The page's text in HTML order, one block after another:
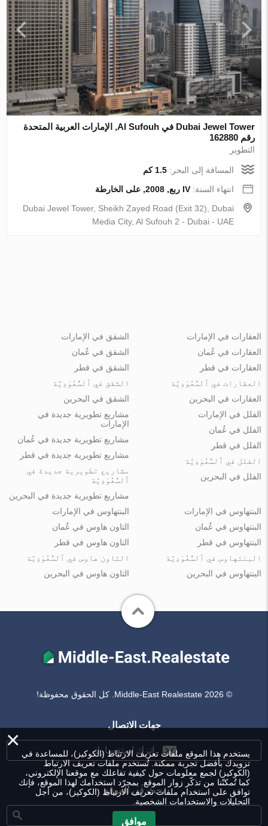
Dubai Jewel Tower في Al Sufouh, الإمارات العربية المتحدة
رقم 162880
التطوير
المسافة إلى البحر:1.5 كم
انتهاء السنة:IV ربع, 2008, على الخارطة
Dubai Jewel Tower, Sheikh Zayed Road (Exit 32), Dubai
Media City, Al Sufouh 2 - Dubai - UAE
العقارات في الإمارات
العقارات في عُمان
العقارات في قطر
العقارات في ٱلسُّعُوْدِيَّة
العقارات في البحرين
الشقق في الإمارات
الشقق في عُمان
الشقق في قطر
الشقق في ٱلسُّعُوْدِيَّة
الشقق في البحرين
الفلل في الإمارات
الفلل في عُمان
الفلل في قطر
الفلل في ٱلسُّعُوْدِيَّة
الفلل في البحرين
مشاريع تطويرية جديدة في
الإمارات
مشاريع تطويرية جديدة في عُمان
مشاريع تطويرية جديدة في قطر
مشاريع تطويرية جديدة في
ٱلسُّعُوْدِيَّة
مشاريع تطويرية جديدة في البحرين
البنتهاوس في الإمارات
البنتهاوس في عُمان
البنتهاوس في قطر
البنتهاوس في ٱلسُّعُوْدِيَّة
البنتهاوس في البحرين
البنتهاوس في الإمارات
التاون هاوس في عُمان
التاون هاوس في قطر
التاون هاوس في ٱلسُّعُوْدِيَّة
التاون هاوس في البحرين
© Middle-East Realestate 2026. كل الحقوق محفوظة!
جهات الاتصال
اترك استفسارك
بحث في الموقع
×
يستخدم هذا الموقع ملفات تعريف الارتباط (الكوكيز)، للمساعدة في
تزويدك بأفضل تجربة ممكنة. تُستخدم ملفات تعريف الارتباط
(الكوكيز) لجمع معلومات حول كيفية تفاعلك مع موقعنا الإلكتروني،
كما تُمكنّنا من تذكّر زوار الموقع. بمجرّد استخدامك لهذا الموقع، فإنك
توافق على استخدام ملفات تعريف الارتباط (الكوكيز)، من أجل
التحليلات والاستخدامات الشخصية.
موافق